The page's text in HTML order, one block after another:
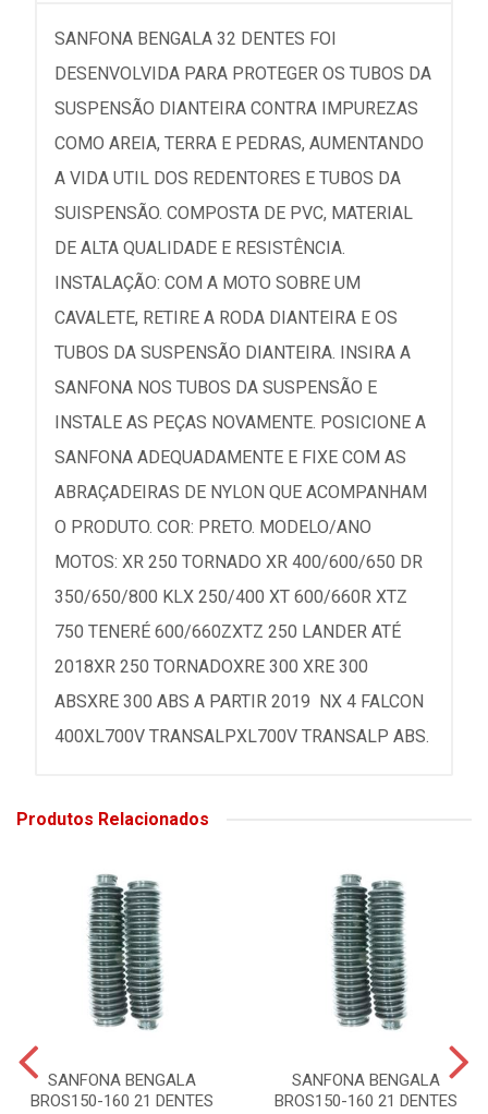
SANFONA BENGALA 32 DENTES FOI
DESENVOLVIDA PARA PROTEGER OS TUBOS DA
SUSPENSÃO DIANTEIRA CONTRA IMPUREZAS
COMO AREIA, TERRA E PEDRAS, AUMENTANDO
A VIDA UTIL DOS REDENTORES E TUBOS DA
SUISPENSÃO. COMPOSTA DE PVC, MATERIAL
DE ALTA QUALIDADE E RESISTÊNCIA.
INSTALAÇÃO: COM A MOTO SOBRE UM
CAVALETE, RETIRE A RODA DIANTEIRA E OS
TUBOS DA SUSPENSÃO DIANTEIRA. INSIRA A
SANFONA NOS TUBOS DA SUSPENSÃO E
INSTALE AS PEÇAS NOVAMENTE. POSICIONE A
SANFONA ADEQUADAMENTE E FIXE COM AS
ABRAÇADEIRAS DE NYLON QUE ACOMPANHAM
O PRODUTO. COR: PRETO. MODELO/ANO
MOTOS: XR 250 TORNADO XR 400/600/650 DR
350/650/800 KLX 250/400 XT 600/660R XTZ
750 TENERÉ 600/660ZXTZ 250 LANDER ATÉ
2018XR 250 TORNADOXRE 300 XRE 300
ABSXRE 300 ABS A PARTIR 2019 NX 4 FALCON
400XL700V TRANSALPXL700V TRANSALP ABS.
Produtos Relacionados
SANFONA BENGALA
BROS150-160 21 DENTES
SANFONA BENGALA
BROS150-160 21 DENTES